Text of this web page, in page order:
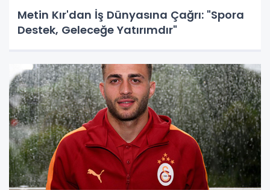
Metin Kır'dan İş Dünyasına Çağrı: "Spora
Destek, Geleceğe Yatırımdır"